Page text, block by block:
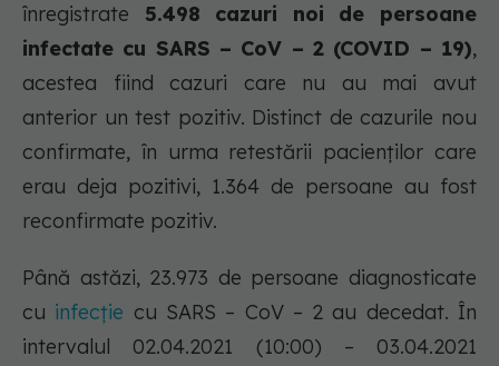
înregistrate 5.498 cazuri noi de persoane
infectate cu SARS – CoV – 2 (COVID – 19),
acestea fiind cazuri care nu au mai avut
anterior un test pozitiv. Distinct de cazurile nou
confirmate, în urma retestării pacienților care
erau deja pozitivi, 1.364 de persoane au fost
reconfirmate pozitiv.
Până astăzi, 23.973 de persoane diagnosticate
cu infecție cu SARS – CoV – 2 au decedat. În
intervalul 02.04.2021 (10:00) – 03.04.2021